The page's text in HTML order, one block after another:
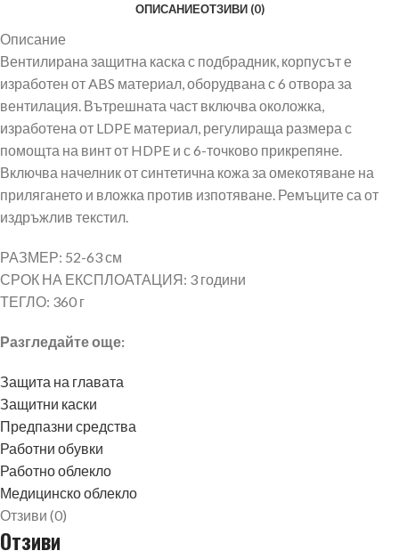
ОПИСАНИЕОТЗИВИ (0)
Описание
Вентилирана защитна каска с подбрадник, корпусът е
изработен от ABS материал, оборудвана с 6 отвора за
вентилация. Вътрешната част включва околожка,
изработена от LDPE материал, регулираща размера с
помощта на винт от HDPE и с 6-точково прикрепяне.
Включва начелник от синтетична кожа за омекотяване на
прилягането и вложка против изпотяване. Ремъците са от
издръжлив текстил.
РАЗМЕР: 52-63 см
СРОК НА ЕКСПЛОАТАЦИЯ: 3 години
ТЕГЛО: 360 г
Разгледайте още:
Защита на главата
Защитни каски
Предпазни средства
Работни обувки
Работно облекло
Медицинско облекло
Отзиви (0)
Отзиви